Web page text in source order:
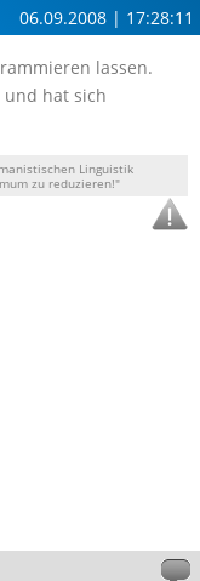
06.09.2008 | 17:28:11
lassen.
und hat sich
Linguistik
zu reduzieren!"